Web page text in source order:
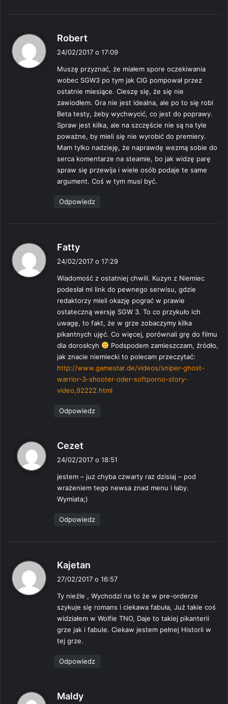
Robert
z
e
:
24/02/2017 o 17:09
Muszę przyznać, że miałem spore oczekiwania
wobec SGW3 po tym jak CIG pompował przez
ostatnie miesiące. Cieszę się, że się nie
zawiodłem. Gra nie jest idealna, ale po to się robi
Beta testy, żeby wychwycić, co jest do poprawy.
Spraw jest kilka, ale na szczęście nie są na tyle
poważne, by mieli się nie wyrobić do premiery.
Mam tylko nadzieję, że naprawdę wezmą sobie do
serca komentarze na steamie, bo jak widzę parę
spraw się przewija i wiele osób podaje te same
argument. Coś w tym musi być.
Odpowiedz
Fatty
z
e
:
24/02/2017 o 17:29
Wiadomość z ostatniej chwili. Kuzyn z Niemiec
podesłał mi link do pewnego serwisu, gdzie
redaktorzy mieli okazję pograć w prawie
ostateczną wersję SGW 3. To co przykuło ich
uwagę, to fakt, że w grze zobaczymy kilka
pikantnych ujęć. Co więcej, porównali grę do filmu
dla dorosłcyh
Podspodem zamieszczam, źródło,
jak znacie niemiecki to polecam przeczytać:
http://www.gamestar.de/videos/sniper-ghost-
warrior-3-shooter-oder-softporno-story-
video,92222.html
Odpowiedz
Cezet
z
e
:
24/02/2017 o 18:51
jestem – juz chyba czwarty raz dzisiaj – pod
wrażeniem tego newsa znad menu i łaby.
Wymiata;)
Odpowiedz
Kajetan
z
e
:
27/02/2017 o 16:57
Ty nieźle , Wychodzi na to że w pre-orderze
szykuje się romans i ciekawa fabuła, Już takie coś
widziałem w Wolfie TNO, Daje to takiej pikanterii
grze jak i fabule. Ciekaw jestem pełnej Historii w
tej grze.
Odpowiedz
Maldy